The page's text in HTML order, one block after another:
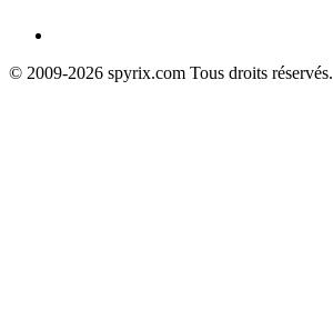
© 2009-2026 spyrix.com Tous droits réservés.